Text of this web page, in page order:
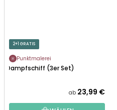
2+1 GRATIS
Punktmalerei
Dampfschiff (3er Set)
ab 23,99 €